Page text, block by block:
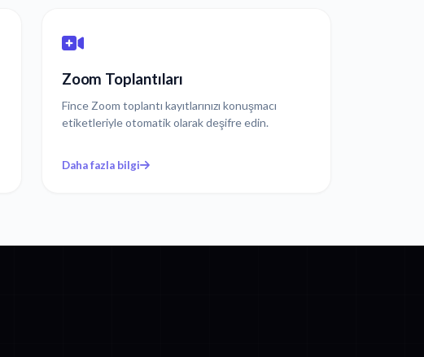
Zoom Toplantıları
Fince Zoom toplantı kayıtlarınızı konuşmacı
etiketleriyle otomatik olarak deşifre edin.
Daha fazla bilgi